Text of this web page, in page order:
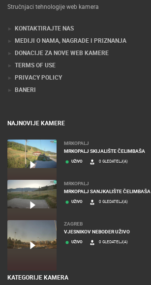
Stručnjaci tehnologije web kamera
KONTAKTIRAJTE NAS
MEDIJI O NAMA, NAGRADE I PRIZNANJA
DONACIJE ZA NOVE WEB KAMERE
TERMS OF USE
PRIVACY POLICY
BANERI
NAJNOVIJE KAMERE
MRKOPALJ
MRKOPALJ SKIJALIŠTE ČELIMBAŠA
UŽIVO 0 GLEDATELJ(A)
MRKOPALJ
MRKOPALJ SANJKALIŠTE ČELIMBAŠA
UŽIVO 0 GLEDATELJ(A)
ZAGREB
VJESNIKOV NEBODER UŽIVO
UŽIVO 0 GLEDATELJ(A)
KATEGORIJE KAMERA